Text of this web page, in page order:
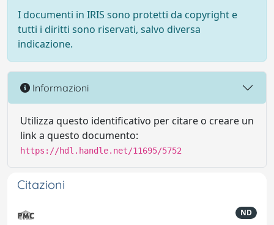
I documenti in IRIS sono protetti da copyright e
tutti i diritti sono riservati, salvo diversa
indicazione.
Informazioni
Utilizza questo identificativo per citare o creare un
link a questo documento:
https://hdl.handle.net/11695/5752
Citazioni
ND